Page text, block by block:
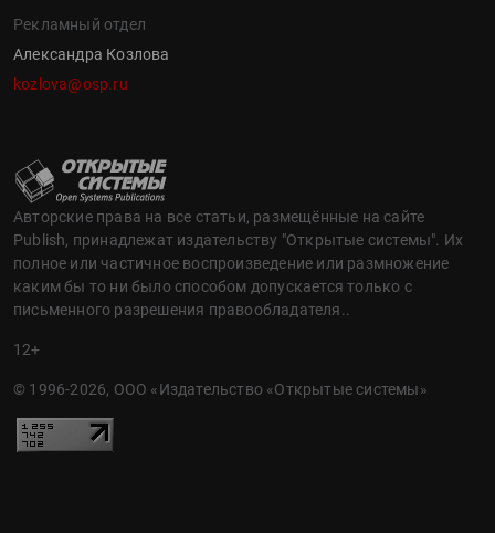
Рекламный отдел
Александра Козлова
kozlova@osp.ru
Авторские права на все статьи, размещённые на сайте
Publish, принадлежат издательству "Открытые системы". Их
полное или частичное воспроизведение или размножение
каким бы то ни было способом допускается только с
письменного разрешения правообладателя..
12+
© 1996-2026, ООО «Издательство «Открытые системы»